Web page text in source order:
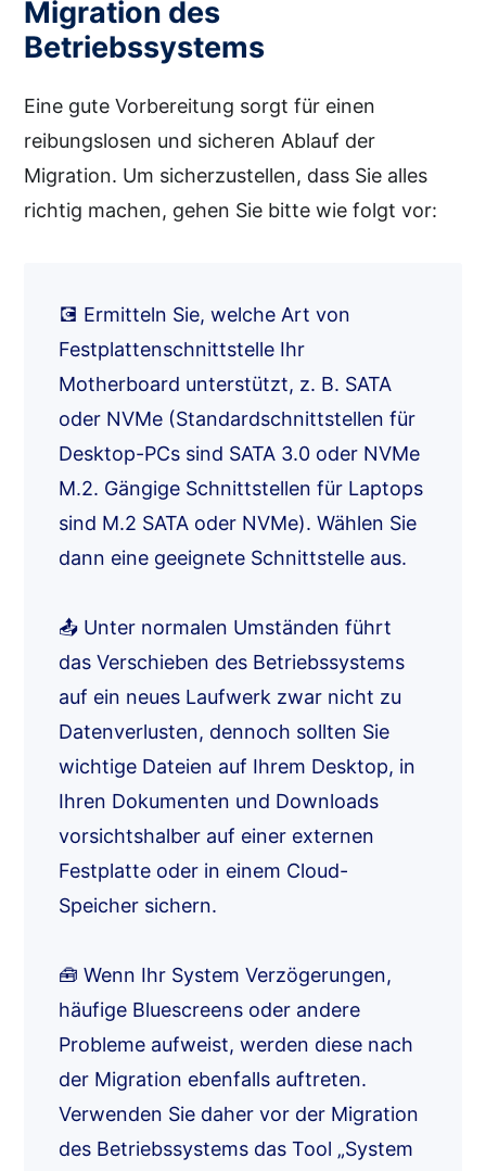
Migration des
Betriebssystems
Eine gute Vorbereitung sorgt für einen
reibungslosen und sicheren Ablauf der
Migration. Um sicherzustellen, dass Sie alles
richtig machen, gehen Sie bitte wie folgt vor:
💽 Ermitteln Sie, welche Art von
Festplattenschnittstelle Ihr
Motherboard unterstützt, z. B. SATA
oder NVMe (Standardschnittstellen für
Desktop-PCs sind SATA 3.0 oder NVMe
M.2. Gängige Schnittstellen für Laptops
sind M.2 SATA oder NVMe). Wählen Sie
dann eine geeignete Schnittstelle aus.
📤 Unter normalen Umständen führt
das Verschieben des Betriebssystems
auf ein neues Laufwerk zwar nicht zu
Datenverlusten, dennoch sollten Sie
wichtige Dateien auf Ihrem Desktop, in
Ihren Dokumenten und Downloads
vorsichtshalber auf einer externen
Festplatte oder in einem Cloud-
Speicher sichern.
🧰 Wenn Ihr System Verzögerungen,
häufige Bluescreens oder andere
Probleme aufweist, werden diese nach
der Migration ebenfalls auftreten.
Verwenden Sie daher vor der Migration
des Betriebssystems das Tool „System